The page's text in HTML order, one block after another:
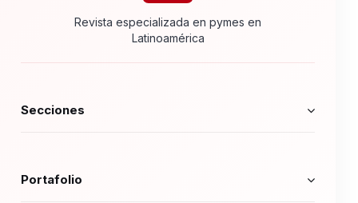
Revista especializada en pymes en
Latinoamérica
Secciones
Portafolio